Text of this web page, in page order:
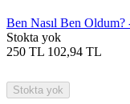
Ben Nasıl Ben
Stokta yok
250 TL 102,94 TL
Stokta yok